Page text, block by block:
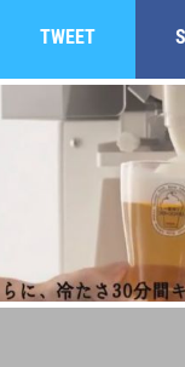
TWEET